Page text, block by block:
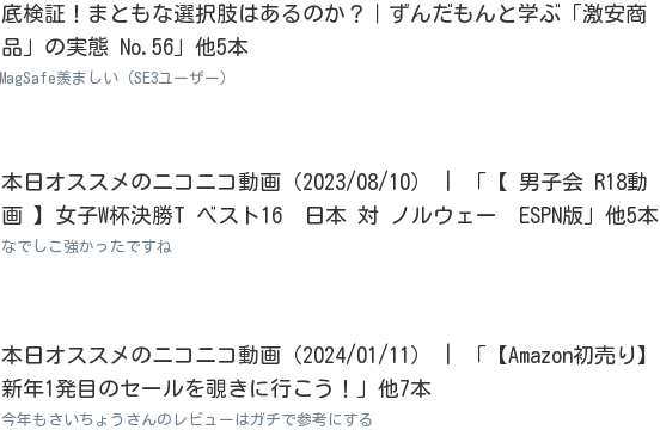
底検証！まともな選択肢はあるのか？｜ずんだもんと学ぶ「激安商
品」の実態 No.56」他5本
MagSafe羨ましい（SE3ユーザー）
本日オススメのニコニコ動画（2023/08/10） | 「【 男子会 R18動
画 】女子W杯決勝T ベスト16 日本 対 ノルウェー ESPN版」他5本
なでしこ強かったですね
本日オススメのニコニコ動画（2024/01/11） | 「【Amazon初売り】
新年1発目のセールを覗きに行こう！」他7本
今年もさいちょうさんのレビューはガチで参考にする